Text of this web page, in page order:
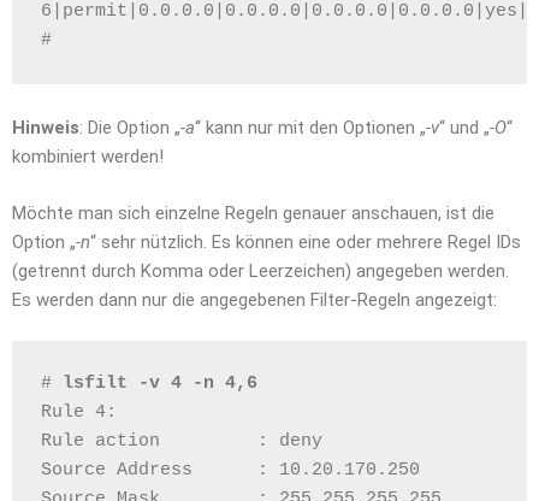
#
Hinweis: Die Option „-a“ kann nur mit den Optionen „-v“ und „-O“
kombiniert werden!
Möchte man sich einzelne Regeln genauer anschauen, ist die
Option „-n“ sehr nützlich. Es können eine oder mehrere Regel IDs
(getrennt durch Komma oder Leerzeichen) angegeben werden.
Es werden dann nur die angegebenen Filter-Regeln angezeigt:
#
lsfilt -v 4 -n 4,6
Rule 4:
Rule action         : deny
Source Address      : 10.20.170.250